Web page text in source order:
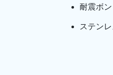
耐震ボ
ステン